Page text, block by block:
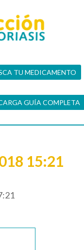
TU MEDICAMENTO
GUÍA COMPLETA
15:21